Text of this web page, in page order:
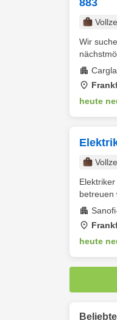
883
Wir
heute
betreuen
heute